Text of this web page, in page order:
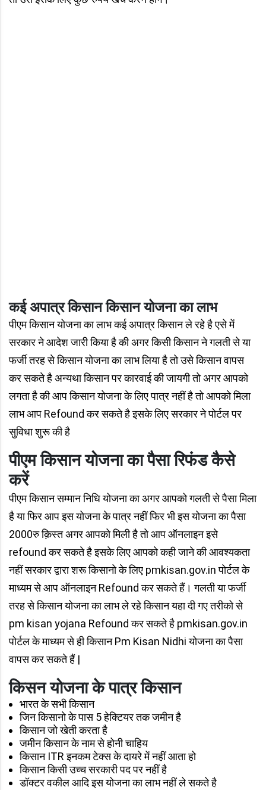
कई अपात्र किसान किसान योजना का लाभ
पीएम किसान योजना का लाभ कई अपात्र किसान ले रहे है एसे में
सरकार ने आदेश जारी किया है की अगर किसी किसान ने गलती से या
फर्जी तरह से किसान योजना का लाभ लिया है तो उसे किसान वापस
कर सकते है अन्यथा किसान पर कारवाई की जायगी तो अगर आपको
लगता है की आप किसान योजना के लिए पात्र नहीं है तो आपको मिला
लाभ आप Refound कर सकते है इसके लिए सरकार ने पोर्टल पर
सुविधा शुरू की है
पीएम किसान योजना का पैसा रिफंड कैसे
करें
पीएम किसान सम्मान निधि योजना का अगर आपको गलती से पैसा मिला
है या फिर आप इस योजना के पात्र नहीं फिर भी इस योजना का पैसा
2000रु क़िस्त अगर आपको मिली है तो आप ऑनलाइन इसे
refound कर सकते है इसके लिए आपको कही जाने की आवश्यकता
नहीं सरकार द्वारा शरू किसानो के लिए pmkisan.gov.in पोर्टल के
माध्यम से आप ऑनलाइन Refound कर सकते हैं। गलती या फर्जी
तरह से किसान योजना का लाभ ले रहे किसान यहा दी गए तरीको से
pm kisan yojana Refound कर सकते है pmkisan.gov.in
पोर्टल के माध्यम से ही किसान Pm Kisan Nidhi योजना का पैसा
वापस कर सकते हैं |
किसन योजना के पात्र किसान
भारत के सभी किसान
जिन किसानो के पास 5 हेक्टियर तक जमीन है
किसान जो खेती करता है
जमीन किसान के नाम से होनी चाहिय
किसान ITR इनकम टेक्स के दायरे में नहीं आता हो
किसान किसी उच्च सरकारी पद पर नहीं है
डॉक्टर वकील आदि इस योजना का लाभ नहीं ले सकते है